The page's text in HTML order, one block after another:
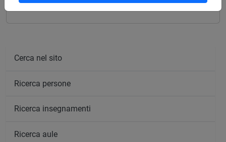
Cerca nel sito
Ricerca persone
Ricerca insegnamenti
Ricerca aule